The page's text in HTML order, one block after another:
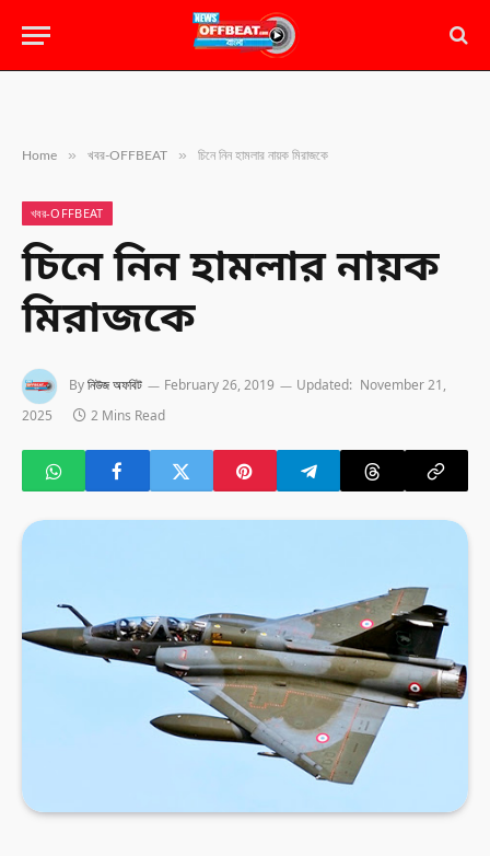
Home » খবর-OFFBEAT » চিনে নিন হামলার নায়ক মিরাজকে
খবর-OFFBEAT
চিনে নিন হামলার নায়ক
মিরাজকে
Byনিউজ অফবিট February 26, 2019 Updated: November 21,
2025
2 Mins Read